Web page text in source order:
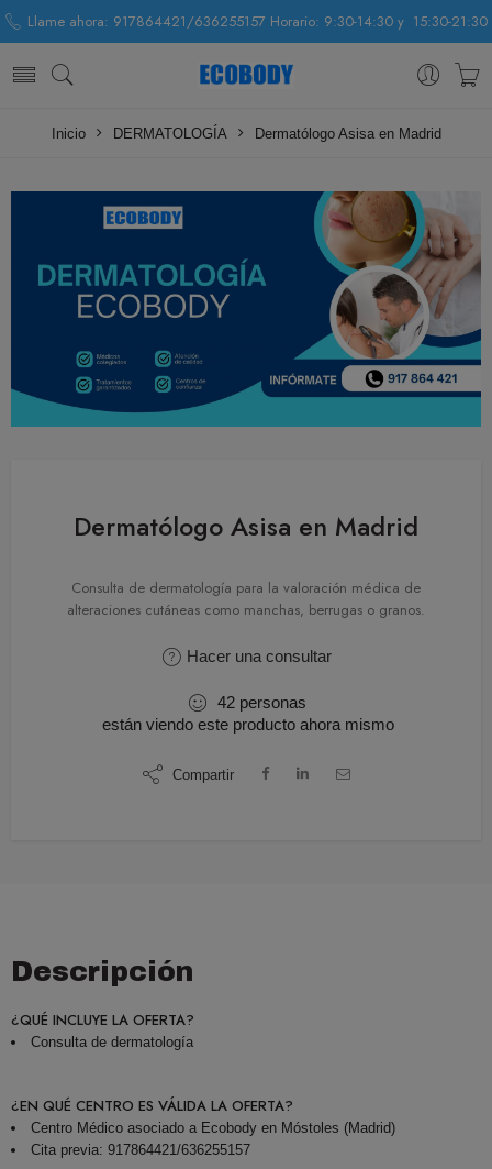
Llame ahora: 917864421/636255157 Horario: 9:30-14:30 y 15:30-21:30
Inicio DERMATOLOGÍA Dermatólogo Asisa en Madrid
Dermatólogo Asisa en Madrid
Consulta de dermatología para la valoración médica de
alteraciones cutáneas como manchas, berrugas o granos.
Hacer una consultar
42 personas
están viendo este producto ahora mismo
Compartir
Descripción
¿QUÉ INCLUYE LA OFERTA?
Consulta de dermatología
¿EN QUÉ CENTRO ES VÁLIDA LA OFERTA?
Centro Médico asociado a Ecobody en Móstoles (Madrid)
Cita previa: 917864421/636255157